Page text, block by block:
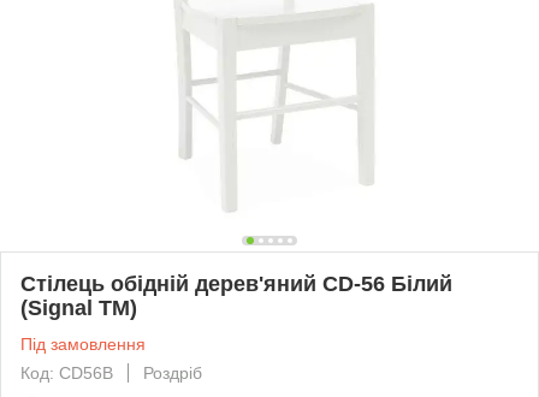
Стілець обідній дерев'яний CD-56 Білий
(Signal ТМ)
Під замовлення
Код: CD56B
Роздріб